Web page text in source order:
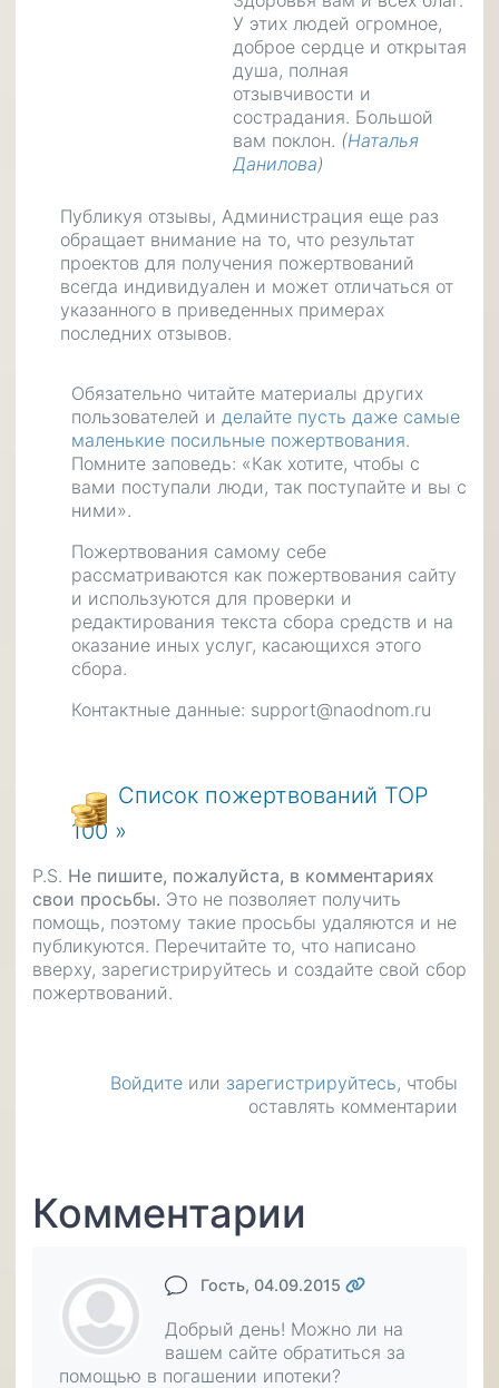
У этих людей огромное,
доброе сердце и открытая
душа, полная
отзывчивости и
сострадания. Большой
вам поклон. (Наталья
Данилова)
Публикуя отзывы, Администрация еще раз
обращает внимание на то, что результат
проектов для получения пожертвований
всегда индивидуален и может отличаться от
указанного в приведенных примерах
последних отзывов.
Обязательно читайте материалы других
пользователей и делайте пусть даже самые
маленькие посильные пожертвования.
Помните заповедь: «Как хотите, чтобы с
вами поступали люди, так поступайте и вы с
ними».
Пожертвования самому себе
рассматриваются как пожертвования сайту
и используются для проверки и
редактирования текста сбора средств и на
оказание иных услуг, касающихся этого
сбора.
Контактные данные: support@naodnom.ru
Список пожертвований TOP
100 »
P.S. Не пишите, пожалуйста, в комментариях
свои просьбы. Это не позволяет получить
помощь, поэтому такие просьбы удаляются и не
публикуются. Перечитайте то, что написано
вверху, зарегистрируйтесь и создайте свой сбор
пожертвований.
Войдите или зарегистрируйтесь, чтобы
оставлять комментарии
Комментарии
Гость, 04.09.2015
Добрый день! Можно ли на
вашем сайте обратиться за
помощью в погашении ипотеки?